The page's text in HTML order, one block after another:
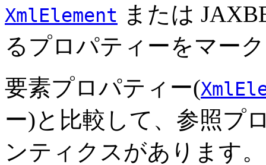
XmlElement または
るプロパティーをマー
要素プロパティー(
ー)と比較して、参照プ
ンティクスがあります